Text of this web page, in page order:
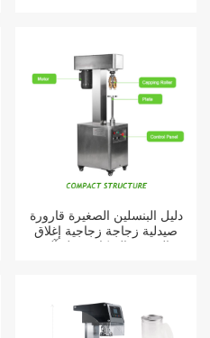
دليل البنسلين الصغيرة قارورة
صيدلية زجاجة زجاجية إغلاق